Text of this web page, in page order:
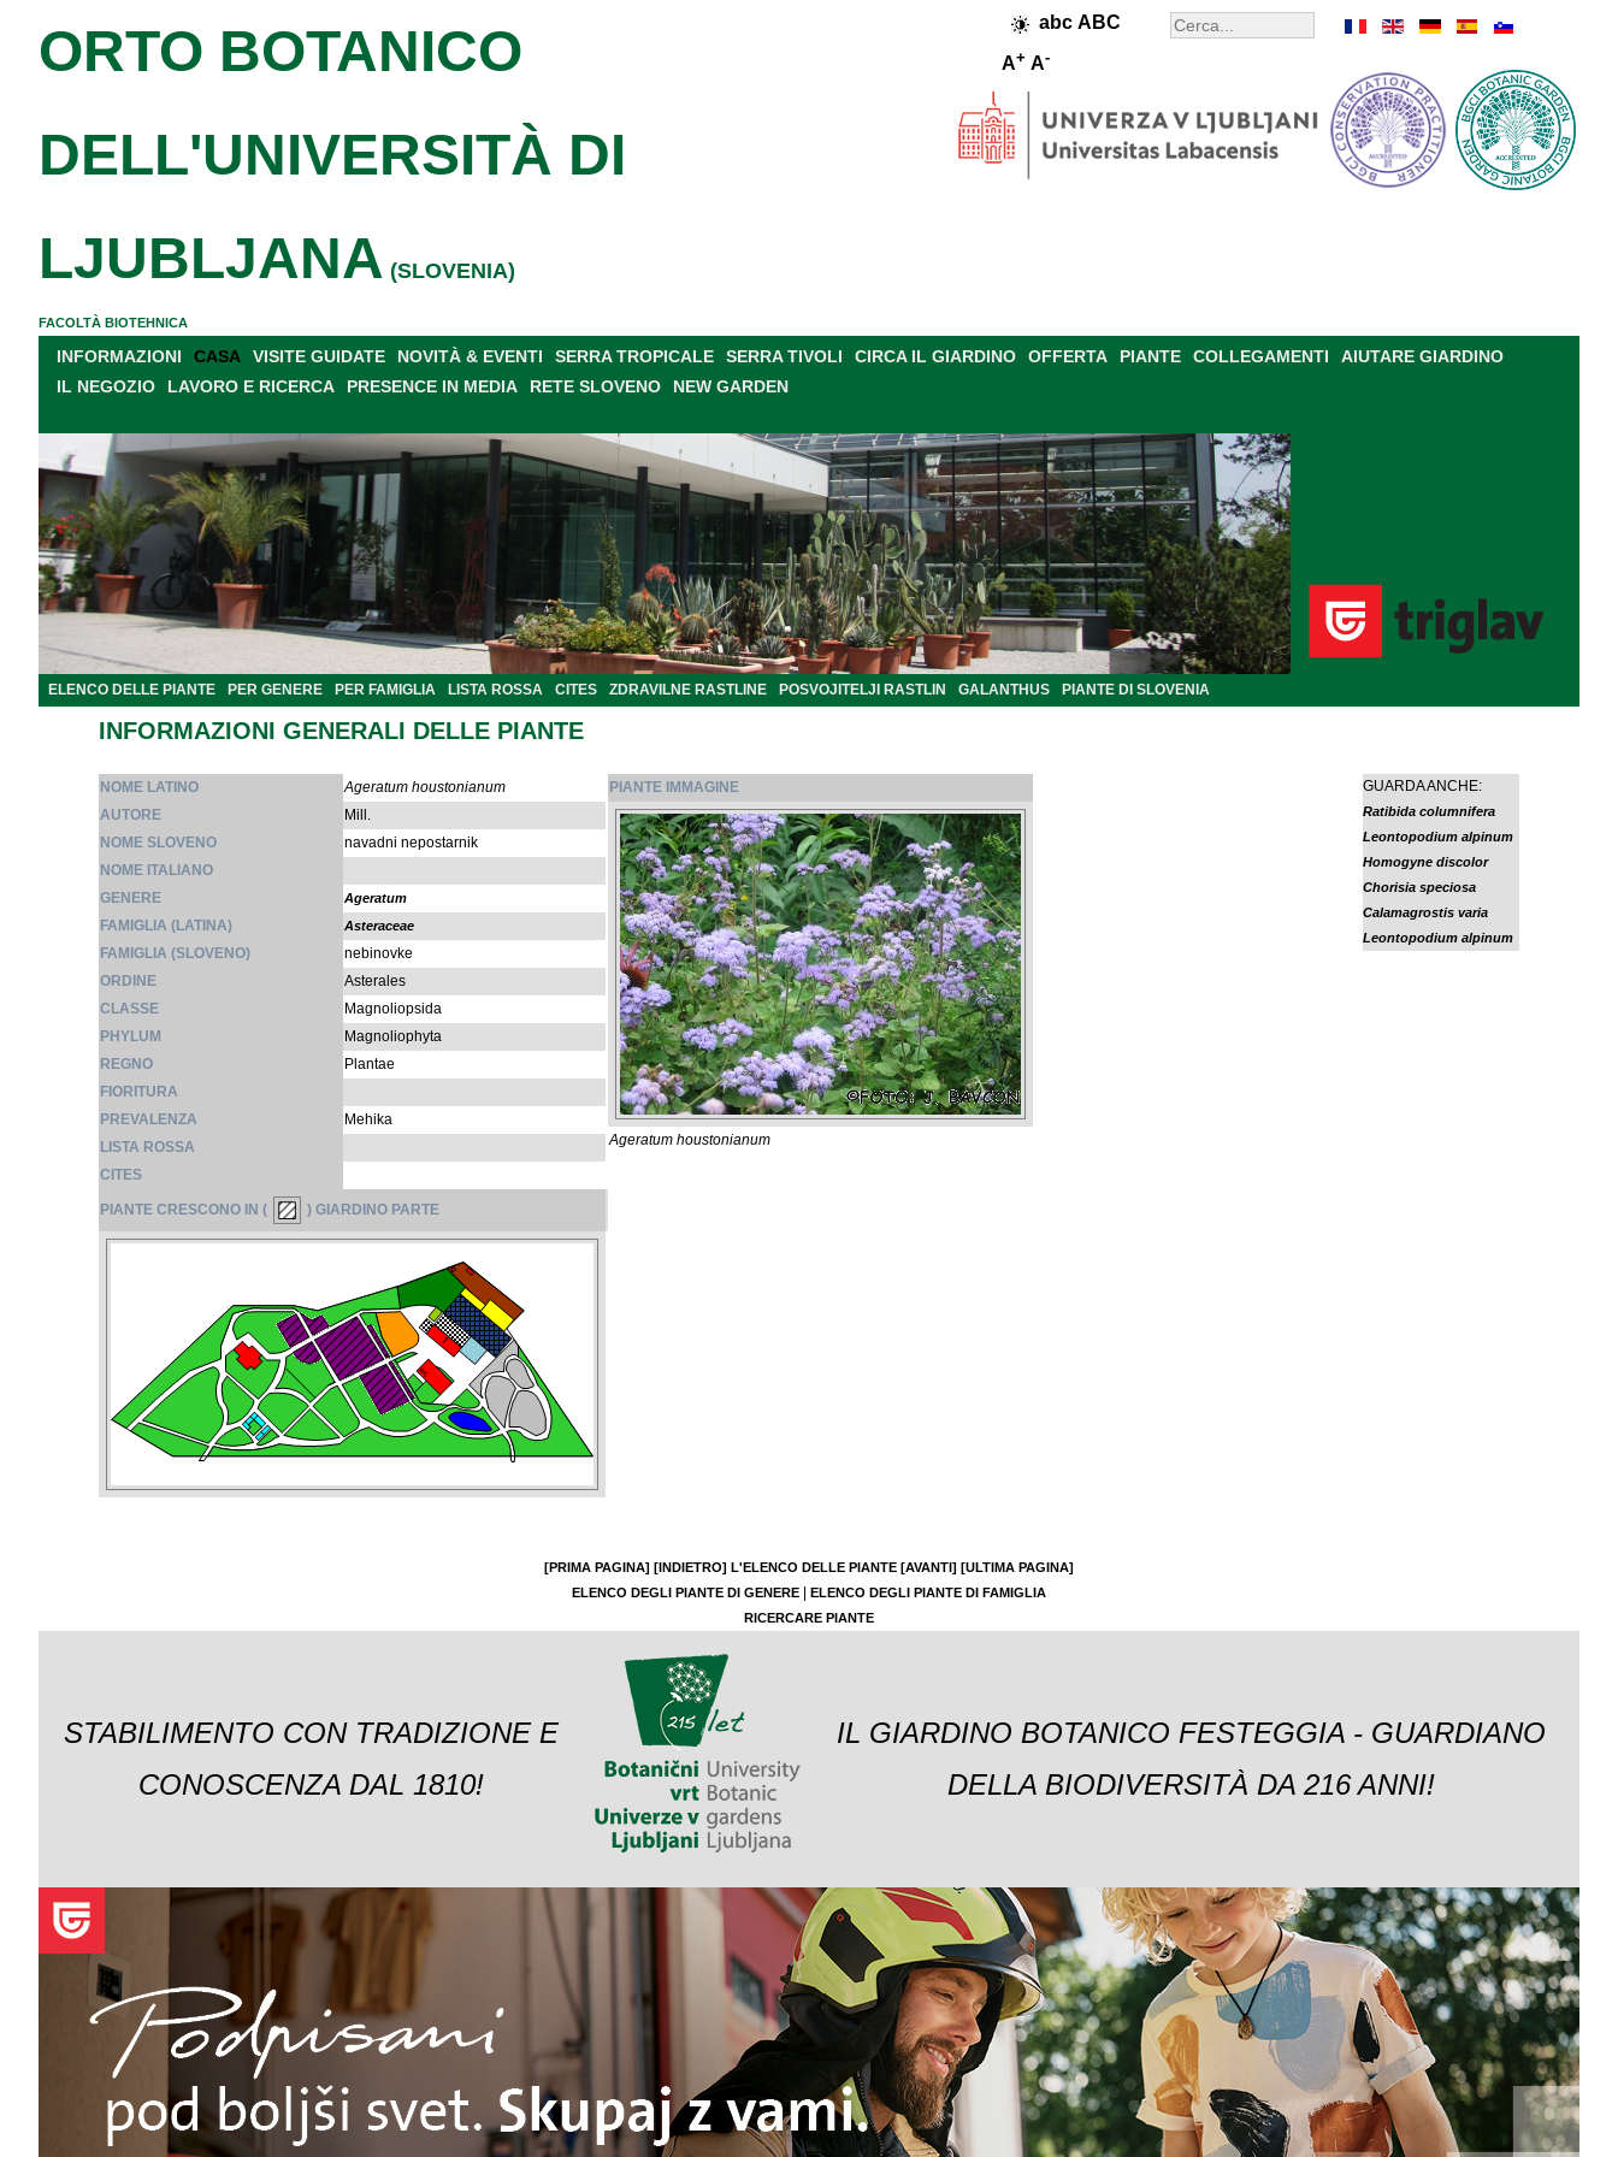
abc ABC
A+ A-
ORTO BOTANICO
DELL'UNIVERSITÀ DI
LJUBLJANA (SLOVENIA)
FACOLTÀ BIOTEHNICA
INFORMAZIONI CASA VISITE GUIDATE NOVITÀ & EVENTI SERRA TROPICALE SERRA TIVOLI CIRCA IL GIARDINO OFFERTA PIANTE COLLEGAMENTI
AIUTARE GIARDINO
IL NEGOZIO
LAVORO E RICERCA PRESENCE IN MEDIA RETE SLOVENO NEW GARDEN
ELENCO DELLE PIANTE PER GENERE PER FAMIGLIA LISTA ROSSA CITES ZDRAVILNE RASTLINE POSVOJITELJI RASTLIN GALANTHUS PIANTE DI SLOVENIA
INFORMAZIONI GENERALI DELLE PIANTE
NOME LATINO
Ageratum houstonianum
AUTORE
Mill.
NOME SLOVENO
navadni nepostarnik
NOME ITALIANO
GENERE
Ageratum
FAMIGLIA (LATINA) Asteraceae
FAMIGLIA (SLOVENO)
nebinovke
ORDINE
Asterales
CLASSE
Magnoliopsida
PHYLUM
Magnoliophyta
REGNO
Plantae
FIORITURA
PREVALENZA
Mehika
LISTA ROSSA
CITES
PIANTE CRESCONO IN ( ) GIARDINO PARTE
PIANTE IMMAGINE
Ageratum houstonianum
GUARDA ANCHE:
Ratibida columnifera
Leontopodium alpinum
Homogyne discolor
Chorisia speciosa
Calamagrostis varia
Leontopodium alpinum
[PRIMA PAGINA] [INDIETRO] L'ELENCO DELLE PIANTE [AVANTI] [ULTIMA PAGINA]
ELENCO DEGLI PIANTE DI GENERE
ELENCO DEGLI PIANTE DI FAMIGLIA
RICERCARE PIANTE
STABILIMENTO CON TRADIZIONE E
CONOSCENZA DAL 1810!
IL GIARDINO BOTANICO FESTEGGIA - GUARDIANO
DELLA BIODIVERSITÀ DA 216 ANNI!